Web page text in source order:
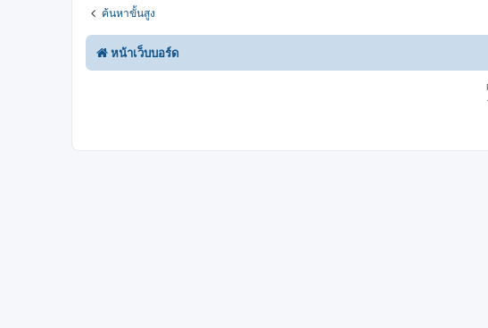
ค้นหาขั้นสูง
หน้าเว็บบอร์ด